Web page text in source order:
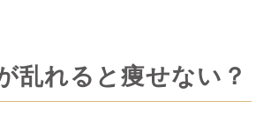
乱れると痩せない？